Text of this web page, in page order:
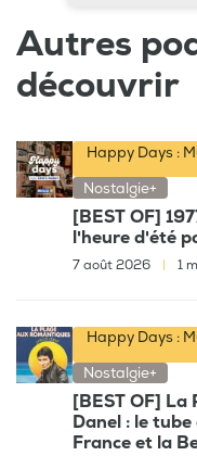
Autres
découvrir
Happy Days :
Nostalgie+
[BEST OF]
l'heure d'été
7 août 2026 1
Happy Days :
Nostalgie+
[BEST OF] La
Danel : le
France et la